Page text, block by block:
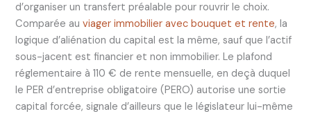
d’organiser un transfert préalable pour rouvrir le choix.
Comparée auviager immobilier avec bouquet et rente, la
logique d’aliénation du capital est la même, sauf que l’actif
sous-jacent est financier et non immobilier. Le plafond
réglementaire à 110 € de rente mensuelle, en deçà duquel
le PER d’entreprise obligatoire (PERO) autorise une sortie
capital forcée, signale d’ailleurs que le législateur lui-même